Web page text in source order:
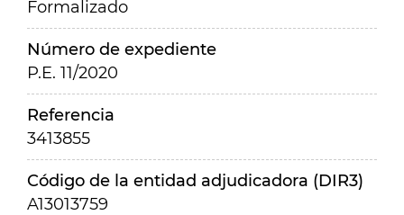
Formalizado
Número de expediente
P.E. 11/2020
Referencia
3413855
Código de la entidad adjudicadora (DIR3)
A13013759